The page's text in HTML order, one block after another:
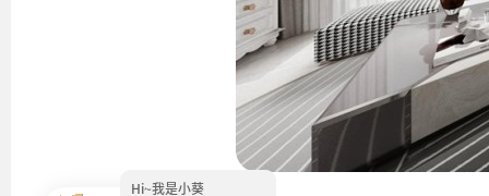
Hi~我是小葵